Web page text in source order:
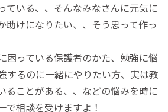
ている、、そんなみなさんに元気に
助けになりたい、、そう思って作っ
困っている保護者のかた、勉強に悩
するのに一緒にやりたい方、実は教
ることがある、、などの悩みを時に
で相談を受けますよ！